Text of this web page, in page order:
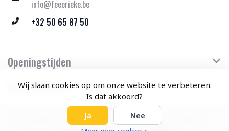
Wij slaan cookies op om onze website te verbeteren.
Is dat akkoord?
Ja
Nee
info@feeerieke.be
+32 50 65 87 50
Openingstijden
Klantenservice
© Copyright 2026 Feeërieke - Theme by